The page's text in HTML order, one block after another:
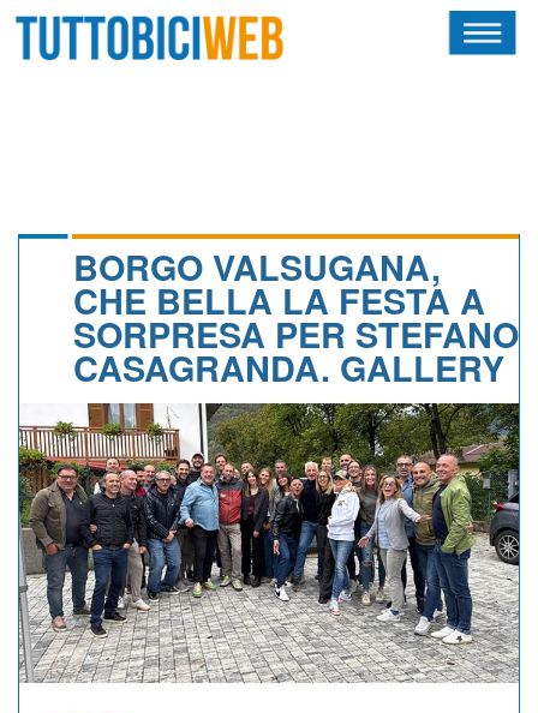
CALENDARIO
ALBI D'ORO
NEWSLETTER
BORGO VALSUGANA,
CHE BELLA LA FESTA A
SORPRESA PER STEFANO
CASAGRANDA. GALLERY